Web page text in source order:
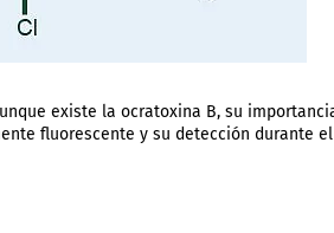
existe la ocratoxina B, su
fluorescente y su detección durante